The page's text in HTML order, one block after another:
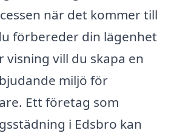
när det kommer till
förbereder din lägenhet
vill du skapa en
miljö för
Ett företag som
i Edsbro kan